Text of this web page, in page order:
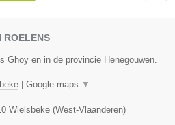
ROELENS
Ghoy en in de provincie Henegouwen.
Google maps ▼
Wielsbeke (West-Vlaanderen)